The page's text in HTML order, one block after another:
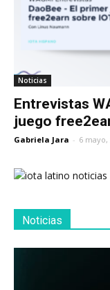
Noticias
Entrevistas
juego
Gabriela Jara - 6 mayo,
Noticias